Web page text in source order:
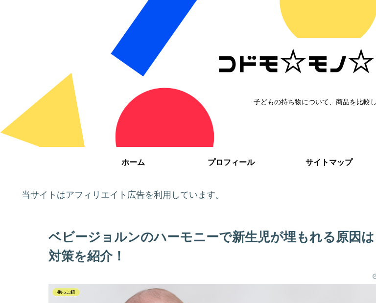
子どもの持ち物について、商品を比較
ホーム プロフィール サイトマップ
当サイトはアフィリエイト広告を利用しています。
ベビージョルンのハーモニーで新生児が埋もれる原因
対策を紹介！
抱っこ紐